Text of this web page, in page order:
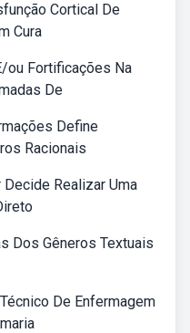
Cortical De
Cura
ou Fortificações Na
De
Define
Racionais
Realizar Uma
Dos Gêneros Textuais
De Enfermagem